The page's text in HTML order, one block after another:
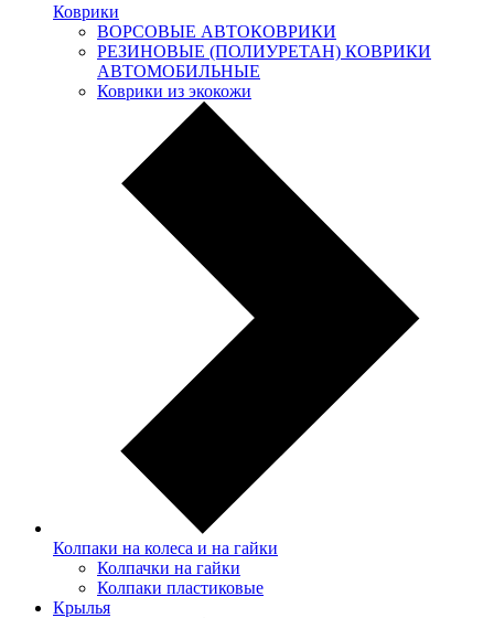
Коврики
ВОРСОВЫЕ АВТОКОВРИКИ
РЕЗИНОВЫЕ (ПОЛИУРЕТАН) КОВРИКИ
АВТОМОБИЛЬНЫЕ
Коврики из экокожи
Колпаки на колеса и на гайки
Колпачки на гайки
Колпаки пластиковые
Крылья